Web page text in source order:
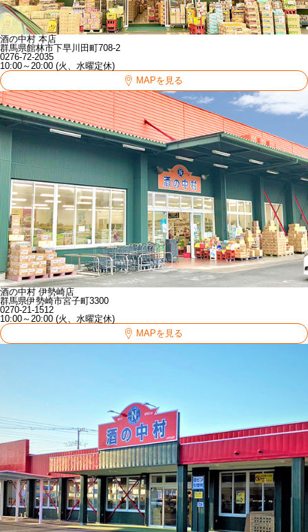
酒の中村 本店
群馬県館林市下早川田町708-2
0276-72-2035
10:00～20:00 (火、水曜定休)
MAPを見る
酒の中村 伊勢崎店
群馬県伊勢崎市宮子町3300
0270-21-1512
10:00～20:00 (火、水曜定休)
MAPを見る